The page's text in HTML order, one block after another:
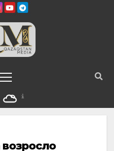
возросло